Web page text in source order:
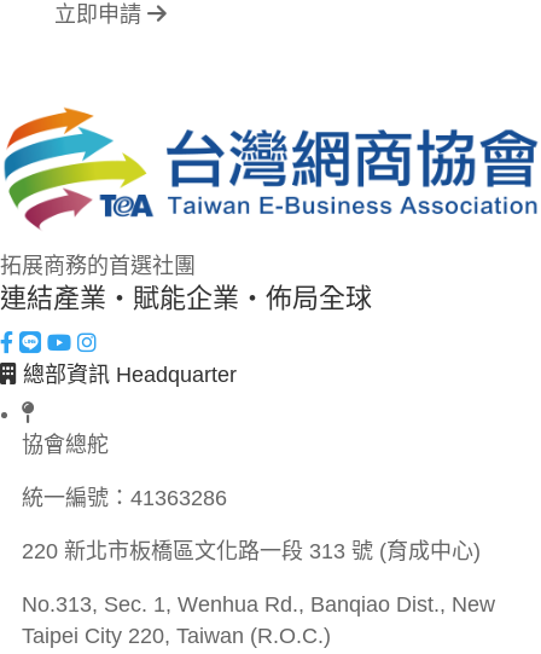
立即申請
拓展商務的首選社團
連結產業・賦能企業・佈局全球
總部資訊 Headquarter
協會總舵
統一編號： 41363286
220 新北市板橋區文化路一段 313 號 (育成中心)
No.313, Sec. 1, Wenhua Rd., Banqiao Dist., New
Taipei City 220, Taiwan (R.O.C.)